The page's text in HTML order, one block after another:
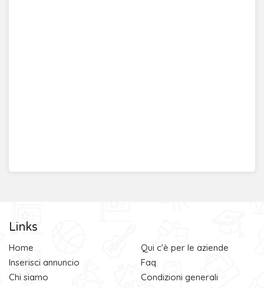
Links
Home
Inserisci annuncio
Chi siamo
Qui c'è per le aziende
Faq
Condizioni generali